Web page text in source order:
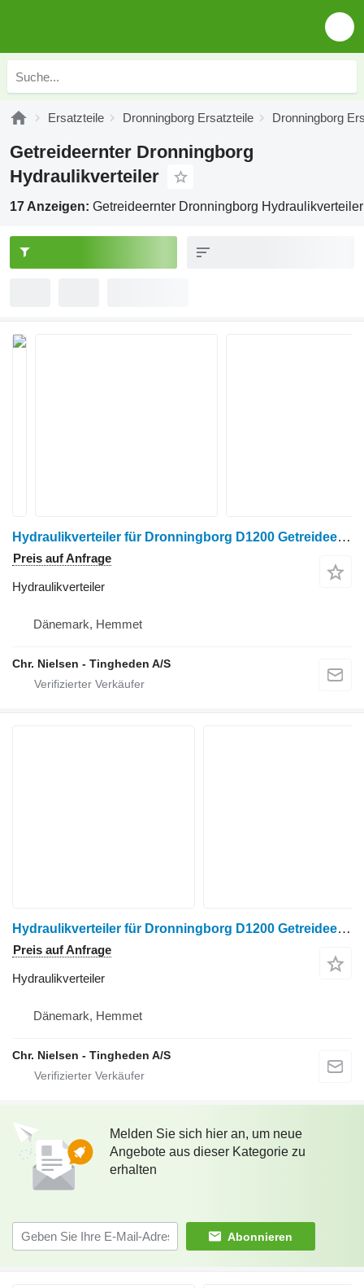
Ersatzteile Dronningborg Ersatzteile Dronningborg
Getreideernter Dronningborg
Hydraulikverteiler
17 Anzeigen: Getreideernter Dronningborg Hydraulikverteiler
Hydraulikverteiler für Dronningborg D1200 Getreideernter
Preis auf Anfrage
Hydraulikverteiler
Dänemark, Hemmet
Chr. Nielsen - Tingheden A/S
Hydraulikverteiler für Dronningborg D1200 Getreideernter
Preis auf Anfrage
Hydraulikverteiler
Dänemark, Hemmet
Chr. Nielsen - Tingheden A/S
Melden Sie sich hier an, um neue
Angebote aus dieser Kategorie zu
erhalten
Abonnieren